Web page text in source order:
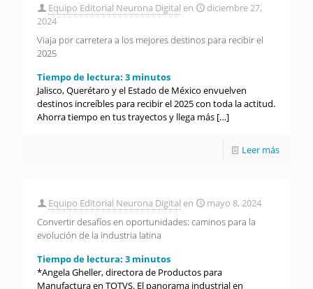
Equipo Editorial Neurona Digital en
diciembre 27,
2024
Viaja por carretera a los mejores destinos para recibir el
2025
Tiempo de lectura: 3 minutos
Jalisco, Querétaro y el Estado de México envuelven
destinos increíbles para recibir el 2025 con toda la actitud.
Ahorra tiempo en tus trayectos y llega más […]
Leer más
Equipo Editorial Neurona Digital en
mayo 8, 2024
Convertir desafíos en oportunidades: caminos para la
evolución de la industria latina
Tiempo de lectura: 3 minutos
*Angela Gheller, directora de Productos para
Manufactura en TOTVS. El panorama industrial en